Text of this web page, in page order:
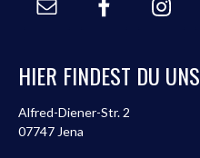
HIER FINDEST DU UNS
Alfred-Diener-Str. 2
07747 Jena